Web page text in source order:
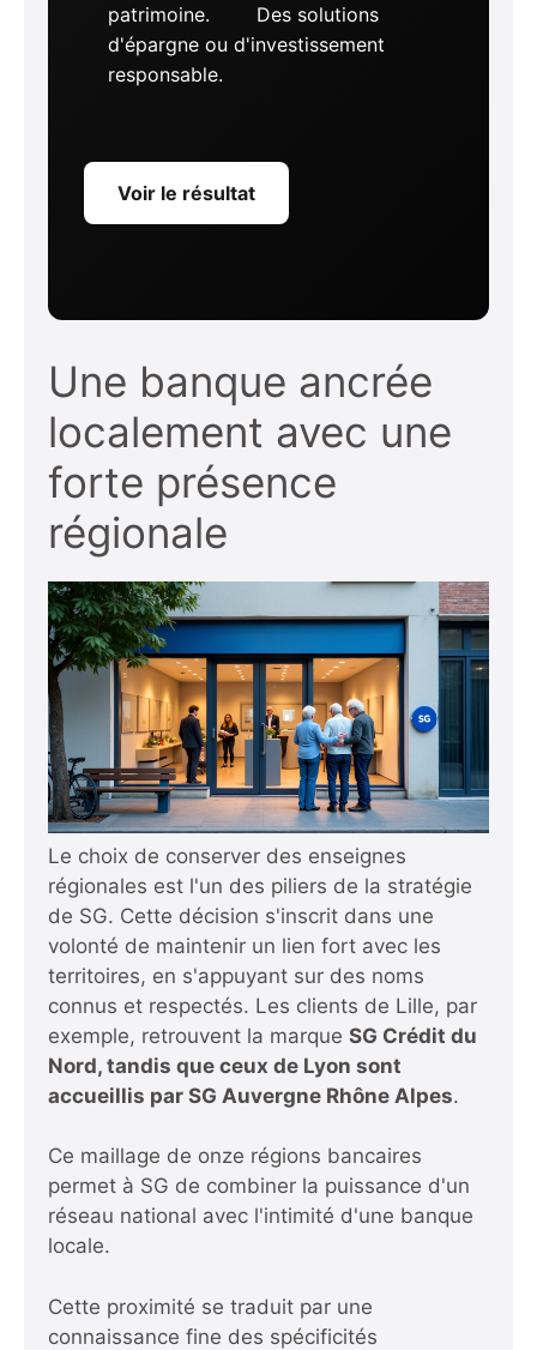
patrimoine.
Des solutions
d'épargne ou d'investissement
responsable.
Voir le résultat
Une banque ancrée
localement avec une
forte présence
régionale
Le choix de conserver des enseignes
régionales est l'un des piliers de la stratégie
de SG. Cette décision s'inscrit dans une
volonté de maintenir un lien fort avec les
territoires, en s'appuyant sur des noms
connus et respectés. Les clients de Lille, par
exemple, retrouvent la marque SG Crédit du
Nord, tandis que ceux de Lyon sont
accueillis par SG Auvergne Rhône Alpes.
Ce maillage de onze régions bancaires
permet à SG de combiner la puissance d'un
réseau national avec l'intimité d'une banque
locale.
Cette proximité se traduit par une
connaissance fine des spécificités